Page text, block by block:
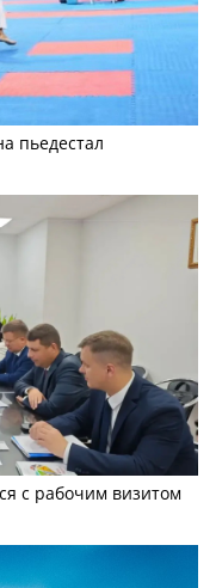
пьедестал
с рабочим визитом